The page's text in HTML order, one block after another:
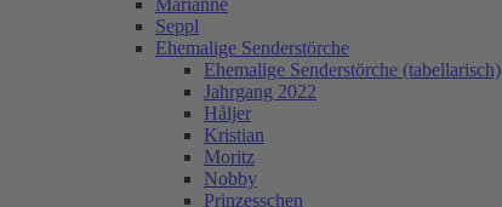
Marianne
Seppl
Ehemalige Senderstörche
Ehemalige Senderstörche (tabellarisch)
Jahrgang 2022
Håljer
Kristian
Moritz
Nobby
Prinzesschen